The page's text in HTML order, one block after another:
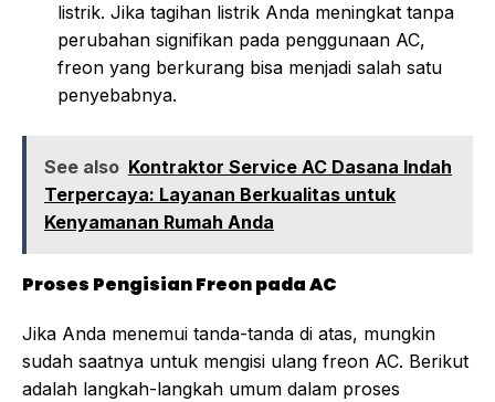
listrik. Jika tagihan listrik Anda meningkat tanpa
perubahan signifikan pada penggunaan AC,
freon yang berkurang bisa menjadi salah satu
penyebabnya.
See also Kontraktor Service AC Dasana Indah
Terpercaya: Layanan Berkualitas untuk
Kenyamanan Rumah Anda
Proses Pengisian Freon pada AC
Jika Anda menemui tanda-tanda di atas, mungkin
sudah saatnya untuk mengisi ulang freon AC. Berikut
adalah langkah-langkah umum dalam proses